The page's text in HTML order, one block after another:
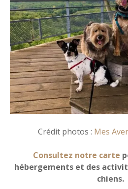
Crédit photos : Mes
Consultez notre carte
hébergements et des
chiens.